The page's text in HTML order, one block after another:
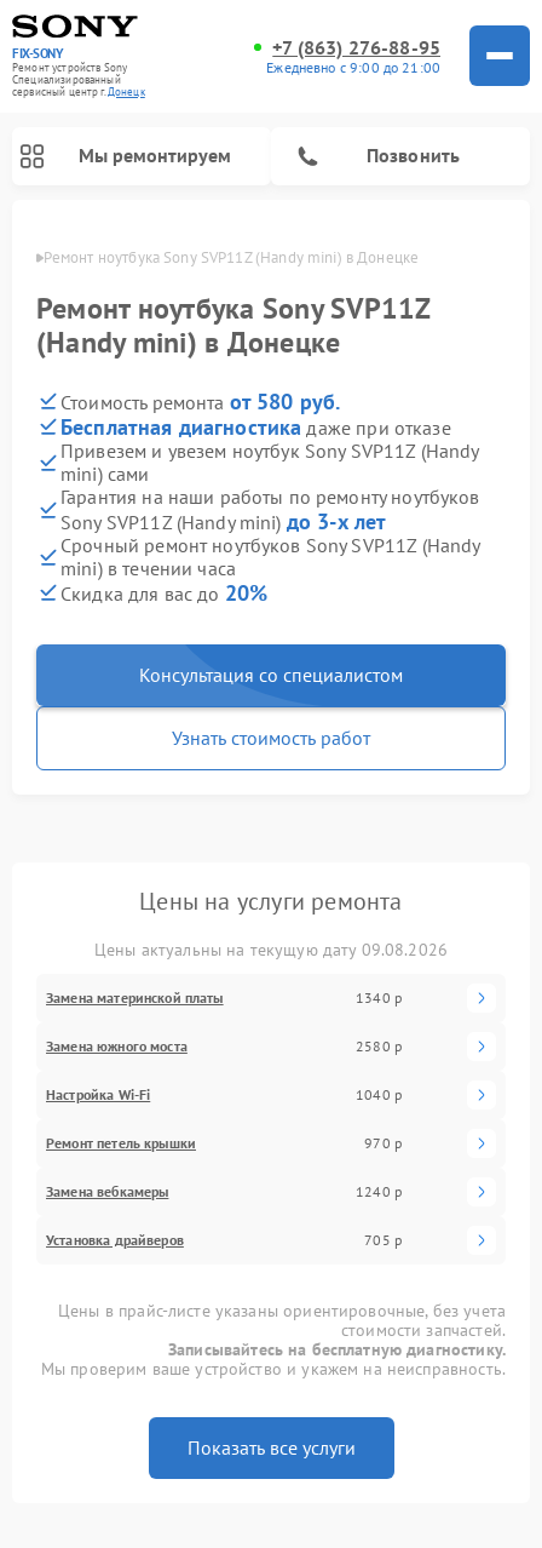
FIX-SONY
Ремонт устройств Sony
Специализированный
cервисный центр г. Донецк
+7 (863) 276-88-95
Ежедневно с 9:00 до 21:00
Мы ремонтируем Позвонить
Ремонт ноутбука Sony SVP11Z (Handy mini) в Донецке
Ремонт ноутбука Sony SVP11Z
(Handy mini) в Донецке
Стоимость ремонта от 580 руб.
Бесплатная диагностика даже при отказе
Привезем и увезем ноутбук Sony SVP11Z (Handy
mini) сами
Гарантия на наши работы по ремонту ноутбуков
Sony SVP11Z (Handy mini) до 3-х лет
Срочный ремонт ноутбуков Sony SVP11Z (Handy
mini) в течении часа
Скидка для вас до 20%
Консультация со специалистом
Узнать стоимость работ
Цены на услуги ремонта
Цены актуальны на текущую дату 09.08.2026
Замена материнской платы 1340 р
Замена южного моста 2580 р
Настройка Wi-Fi 1040 р
Ремонт петель крышки 970 р
Замена вебкамеры 1240 р
Установка драйверов 705 р
Цены в прайс-листе указаны ориентировочные, без учета
стоимости запчастей.
Записывайтесь на бесплатную диагностику.
Мы проверим ваше устройство и укажем на неисправность.
Показать все услуги